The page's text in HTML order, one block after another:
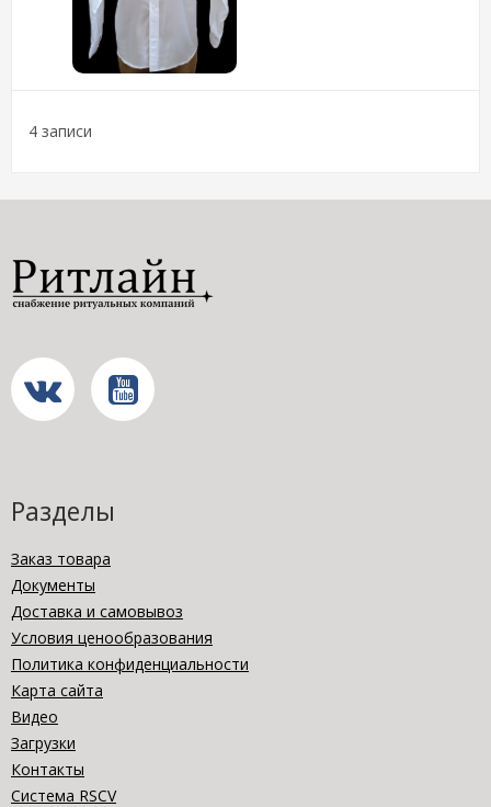
4 записи
Разделы
Заказ товара
Документы
Доставка и самовывоз
Условия ценообразования
Политика конфиденциальности
Карта сайта
Видео
Загрузки
Контакты
Система RSCV